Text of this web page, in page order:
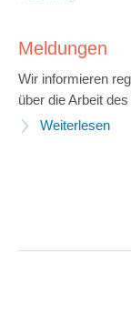
Meldungen
Wir informieren
über die Arbeit
Weiterlesen